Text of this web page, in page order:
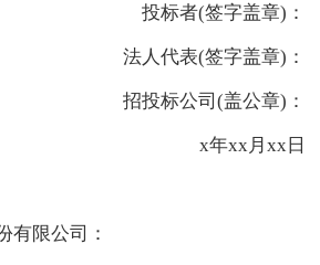
投标者(签字盖章)：
法人代表(签字盖章)：
招投标公司(盖公章)：
x年xx月xx日
有限公司：